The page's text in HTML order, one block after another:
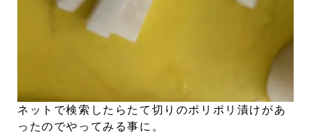
ネットで検索したらたて切りのポリポリ漬けがあ
ったのでやってみる事に。